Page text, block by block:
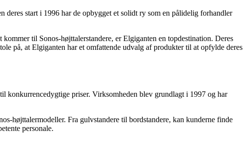
deres start i 1996 har de opbygget et solidt ry som en pålidelig forhandler
til Sonos-højttalerstandere, er Elgiganten en topdestination. Deres
på, at Elgiganten har et omfattende udvalg af produkter til at opfylde deres
konkurrencedygtige priser. Virksomheden blev grundlagt i 1997 og har
højttalermodeller. Fra gulvstandere til bordstandere, kan kunderne finde
personale.